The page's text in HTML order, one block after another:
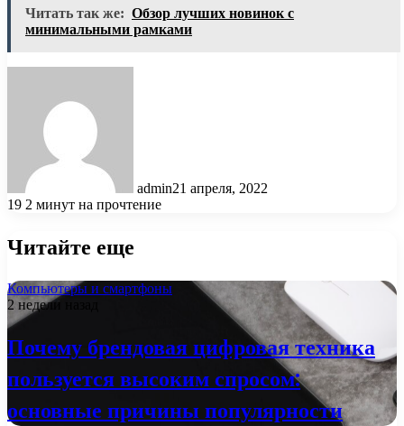
Читать так же: Обзор лучших новинок с
минимальными рамками
admin21 апреля, 2022
19 2 минут на прочтение
Читайте еще
Компьютеры и смартфоны
2 недели назад
Почему брендовая цифровая техника
пользуется высоким спросом:
основные причины популярности